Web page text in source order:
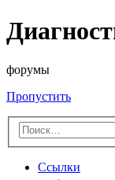
форумы
Пропустить
Ссылки